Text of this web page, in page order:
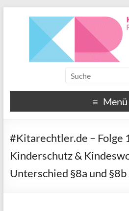
Menü
#Kitarechtler.de – Folge
Kinderschutz &
Unterschied §8a und §8b